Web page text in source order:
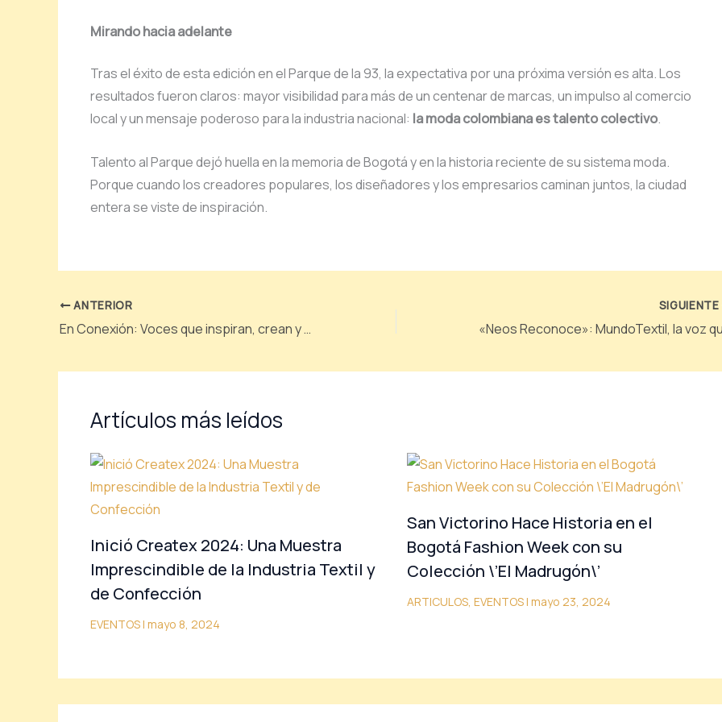
Mirando hacia adelante
Tras el éxito de esta edición en el Parque de la 93, la expectativa por una próxima versión es alta. Los
resultados fueron claros: mayor visibilidad para más de un centenar de marcas, un impulso al comercio
local y un mensaje poderoso para la industria nacional: la moda colombiana es talento colectivo.
Talento al Parque dejó huella en la memoria de Bogotá y en la historia reciente de su sistema moda.
Porque cuando los creadores populares, los diseñadores y los empresarios caminan juntos, la ciudad
entera se viste de inspiración.
ANTERIOR
En Conexión: Voces que inspiran, crean y transforman
SIGUIENTE
Artículos más leídos
Inició Createx 2024: Una Muestra
Imprescindible de la Industria Textil y
de Confección
EVENTOS| mayo 8, 2024
San Victorino Hace Historia en el
Bogotá Fashion Week con su
Colección \’El Madrugón\’
ARTICULOS, EVENTOS| mayo 23, 2024